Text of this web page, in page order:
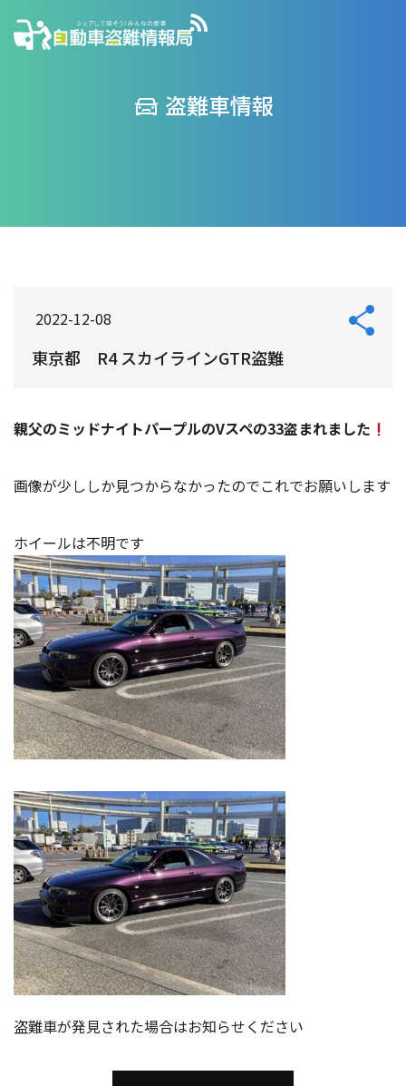
盗難車情報
2022-12-08
東京都 R4 スカイラインGTR盗難
親父のミッドナイトパープルのVスペの33盗まれました
画像が少ししか見つからなかったのでこれでお願いします
ホイールは不明です
盗難車が発見された場合はお知らせください